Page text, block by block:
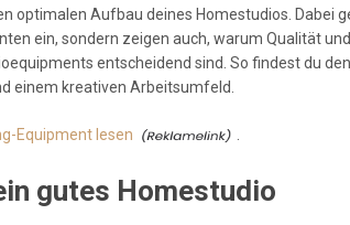
optimalen Aufbau deines Homestudios. Dabei
ein, sondern zeigen auch, warum Qualität
entscheidend sind. So findest du
einem kreativen Arbeitsumfeld.
Equipment lesen
gutes Homestudio